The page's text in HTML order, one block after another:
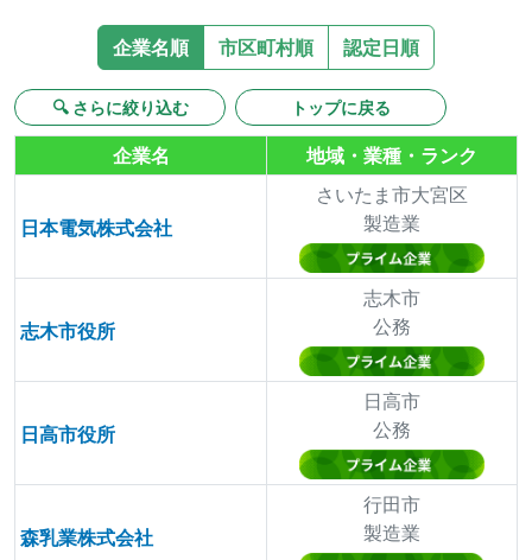
企業名順 市区町村順 認定日順
🔍 さらに絞り込む トップに戻る
企業名 地域・業種・ランク
日本電気株式会社
さいたま市大宮区
製造業
志木市役所
志木市
公務
日高市役所
日高市
公務
森乳業株式会社
行田市
製造業